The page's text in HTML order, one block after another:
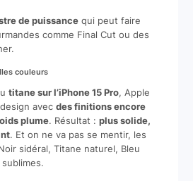
de puissancequi peut faire
comme Final Cut ou des
couleurs
titane sur l’iPhone 15 Pro, Apple
avec des finitions encore
plume. Résultat : plus solide,
. Et on ne va pas se mentir, les
sidéral, Titane naturel, Bleu